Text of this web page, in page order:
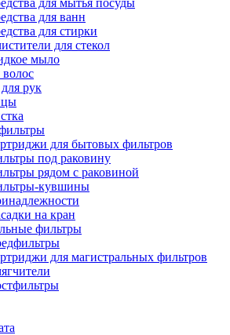
для мытья посуды
для ванн
для стирки
для стекол
мыло
рук
для бытовых фильтров
под раковину
рядом с раковиной
кувшины
на кран
фильтры
для магистральных фильтров